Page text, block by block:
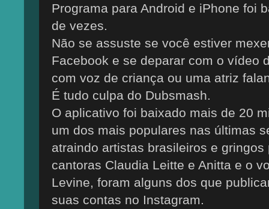
Programa para Android e iPhone foi
de vezes.
Não se assuste se você estiver
Facebook e se deparar com o vídeo
com voz de criança ou uma atriz
É tudo culpa do Dubsmash.
O aplicativo foi baixado mais de 20
um dos mais populares nas últimas
atraindo artistas brasileiros e
cantoras Claudia Leitte e Anitta e o
Levine, foram alguns dos que
suas contas no Instagram.